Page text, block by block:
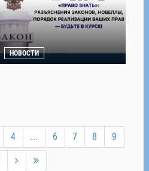
НОВОСТИ
4 ... 6 7 8 9